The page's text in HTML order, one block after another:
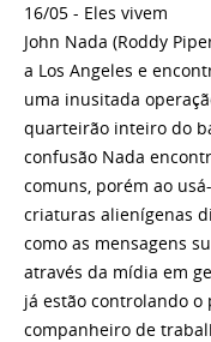
16/05 - Eles vivem
John Nada (Roddy
a Los Angeles e
uma inusitada
quarteirão inteiro do
confusão Nada
comuns, porém ao
criaturas alienígenas
como as mensagens
através da mídia em
já estão controlando o
companheiro de